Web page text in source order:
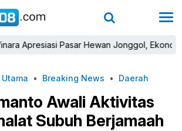
Pasar Hewan Jonggol, Ekonomi
• Breaking News • Daerah
Awali Aktivitas
Subuh Berjamaah